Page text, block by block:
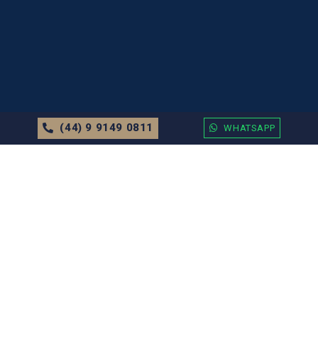
(44) 9 9149 0811 WHATSAPP